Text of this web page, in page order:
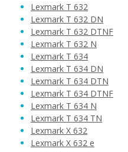
Lexmark T 632
Lexmark T 632 DN
Lexmark T 632 DTNF
Lexmark T 632 N
Lexmark T 634
Lexmark T 634 DN
Lexmark T 634 DTN
Lexmark T 634 DTNF
Lexmark T 634 N
Lexmark T 634 TN
Lexmark X 632
Lexmark X 632 e